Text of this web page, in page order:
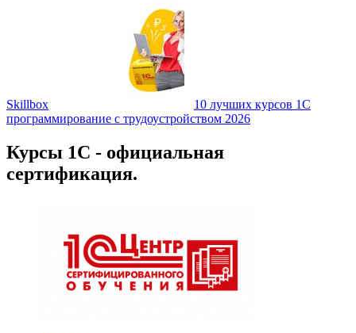
Skillbox
10 лучших курсов 1С
программирование с трудоустройством 2026
Курсы 1С - официальная
сертификация.